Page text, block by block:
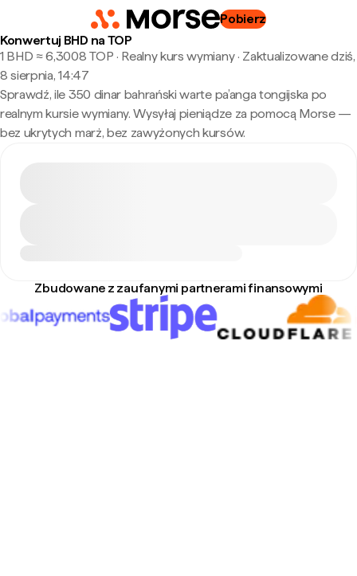
Pobierz
Konwertuj BHD na TOP
1 BHD ≈ 6,3008 TOP · Realny kurs wymiany· Zaktualizowane dziś,
8 sierpnia, 14:47
Sprawdź, ile 350 dinar bahrański warte pa’anga tongijska po
realnym kursie wymiany. Wysyłaj pieniądze za pomocą Morse —
bez ukrytych marż, bez zawyżonych kursów.
Zbudowane z zaufanymi partnerami finansowymi